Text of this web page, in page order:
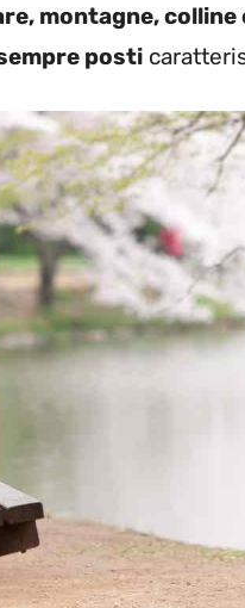
montagne,
posti